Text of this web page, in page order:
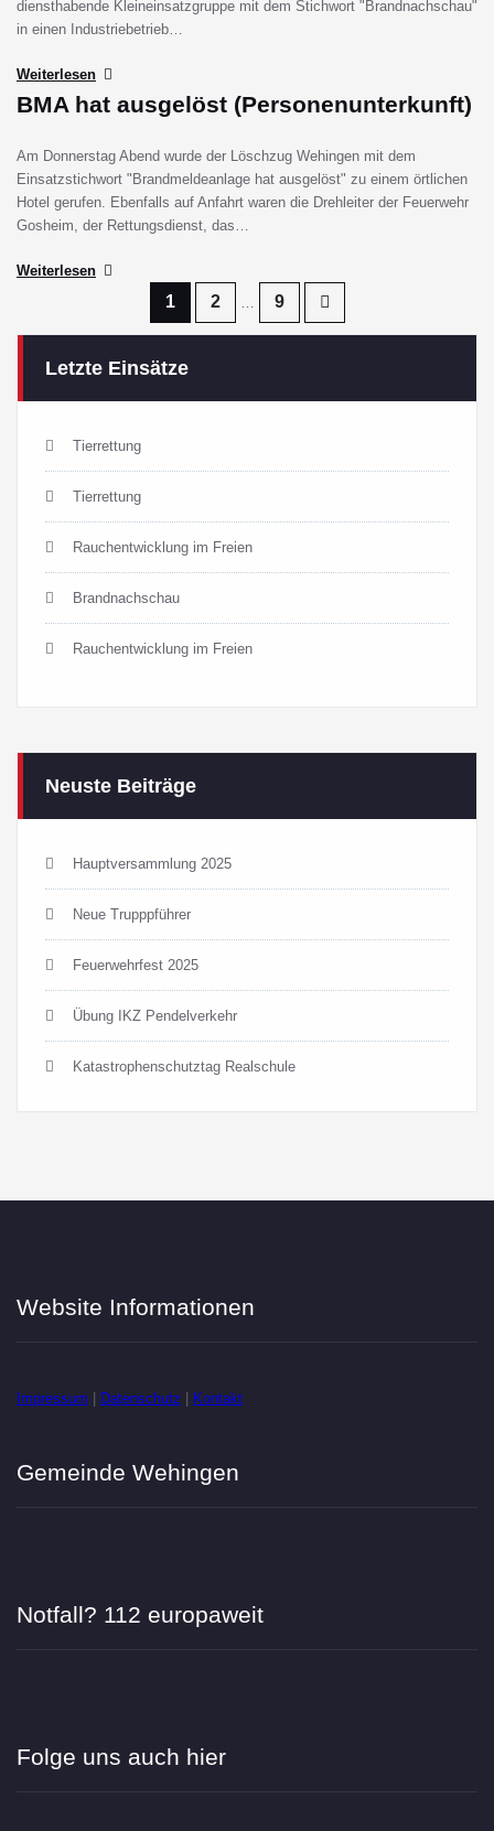
diensthabende Kleineinsatzgruppe mit dem Stichwort "Brandnachschau"
in einen Industriebetrieb…
Weiterlesen
BMA hat ausgelöst (Personenunterkunft)
Am Donnerstag Abend wurde der Löschzug Wehingen mit dem
Einsatzstichwort "Brandmeldeanlage hat ausgelöst" zu einem örtlichen
Hotel gerufen. Ebenfalls auf Anfahrt waren die Drehleiter der Feuerwehr
Gosheim, der Rettungsdienst, das…
Weiterlesen
Seitennummerierung
Beiträge
1 2 … 9
Letzte Einsätze
Tierrettung
Tierrettung
Rauchentwicklung im Freien
Brandnachschau
Rauchentwicklung im Freien
Neuste Beiträge
Hauptversammlung 2025
Neue Trupppführer
Feuerwehrfest 2025
Übung IKZ Pendelverkehr
Katastrophenschutztag Realschule
Website Informationen
Impressum Datenschutz Kontakt
Gemeinde Wehingen
Notfall? 112 europaweit
Folge uns auch hier